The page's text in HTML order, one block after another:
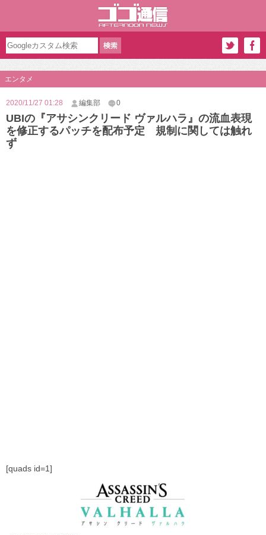
エンタメ
2020/11/27 01:28 編集部 0
UBIの『アサシンクリード ヴァルハラ』の流血表現
を修正するパッチを配布予定 規制に関しては触れ
ず
[quads id=1]